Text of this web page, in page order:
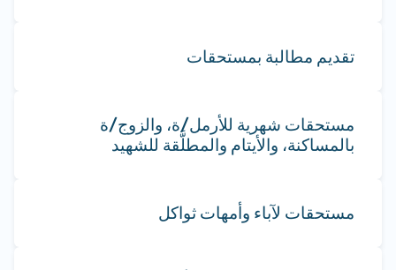
تقديم مطالبة بمستحقات
مستحقات شهرية للأرمل/ة، والزوج/ة
بالمساكنة، والأيتام والمطلَّقة للشهيد
مستحقات لآباء وأمهات ثواكل